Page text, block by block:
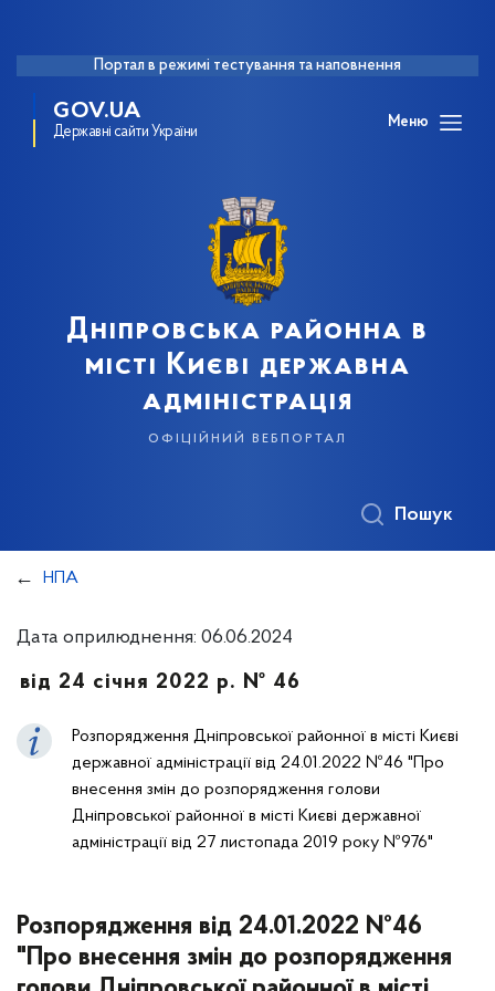
Портал в режимі тестування та наповнення
GOV.UA
Державні сайти України
Меню
Дніпровська районна в
місті Києві державна
адміністрація
офіційний вебпортал
Пошук
НПА
Дата оприлюднення: 06.06.2024
від 24 січня 2022 р. № 46
Розпорядження Дніпровської районної в місті Києві
державної адміністрації від 24.01.2022 №46 "Про
внесення змін до розпорядження голови
Дніпровської районної в місті Києві державної
адміністрації від 27 листопада 2019 року №976"
Розпорядження від 24.01.2022 №46
"Про внесення змін до розпорядження